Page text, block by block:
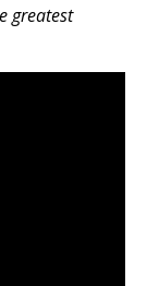
greatest